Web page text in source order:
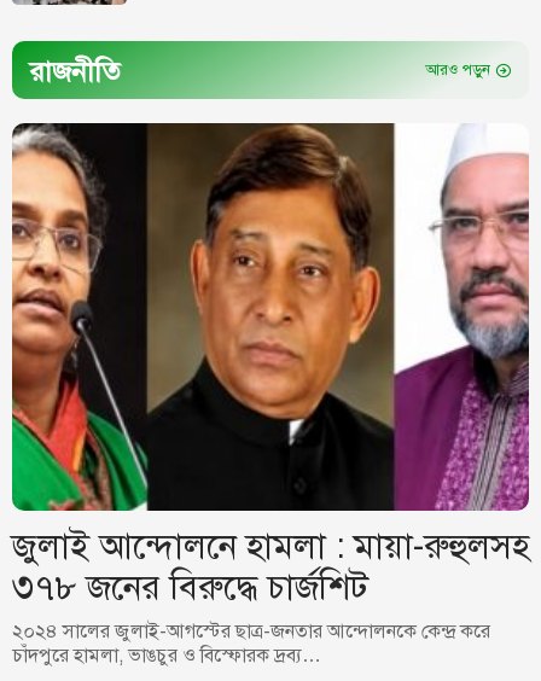
রাজনীতি আরও পড়ুন
জুলাই আন্দোলনে হামলা : মায়া-রুহুলসহ
৩৭৮ জনের বিরুদ্ধে চার্জশিট
২০২৪ সালের জুলাই-আগস্টের ছাত্র-জনতার আন্দোলনকে কেন্দ্র করে
চাঁদপুরে হামলা, ভাঙচুর ও বিস্ফোরক দ্রব্য…